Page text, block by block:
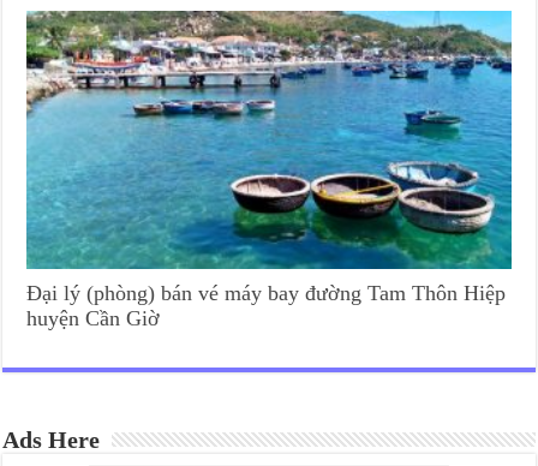
Đại lý (phòng) bán vé máy bay đường Tam Thôn Hiệp
huyện Cần Giờ
Ads Here